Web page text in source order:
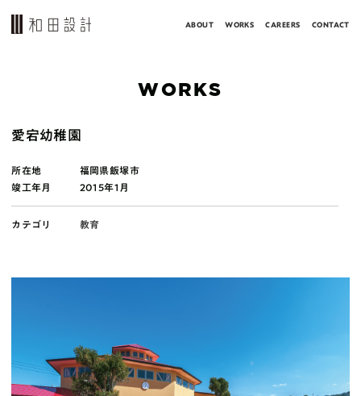
ABOUT WORKS CAREERS CONTACT
WORKS
愛宕幼稚園
所在地
福岡県飯塚市
竣工年月
2015年1月
カテゴリ 教育